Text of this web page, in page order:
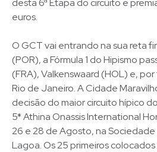
euros.
O GCT vai entrando na sua reta
(POR), a Fórmula 1 do Hipismo
(FRA), Valkenswaard (HOL) e,
Rio de Janeiro. A Cidade
decisão do maior circuito hípico
5* Athina Onassis International
26 e 28 de Agosto, na Sociedade
Lagoa. Os 25 primeiros